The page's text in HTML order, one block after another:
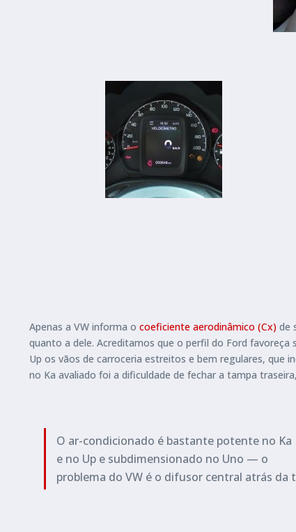
Apenas a VW informa o coeficiente aerodinâmico (Cx) de
quanto a dele. Acreditamos que o perfil do Ford
Up os vãos de carroceria estreitos e bem regulares, que
no Ka avaliado foi a dificuldade de fechar a tampa
O ar-condicionado é bastante potente no Ka
e no Up e subdimensionado no Uno — o
problema do VW é o difusor central atrás da